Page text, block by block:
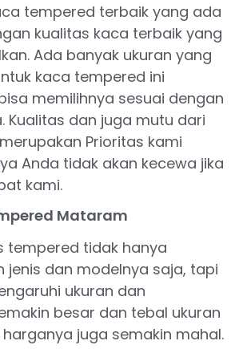
tempered terbaik yang ada
kualitas kaca terbaik yang
Ada banyak ukuran yang
kaca tempered ini
memilihnya sesuai dengan
Kualitas dan juga mutu dari
Prioritas kami
Anda tidak akan kecewa jika
kami.
Mataram
tempered tidak hanya
jenis dan modelnya saja, tapi
ukuran dan
besar dan tebal ukuran
juga semakin mahal.